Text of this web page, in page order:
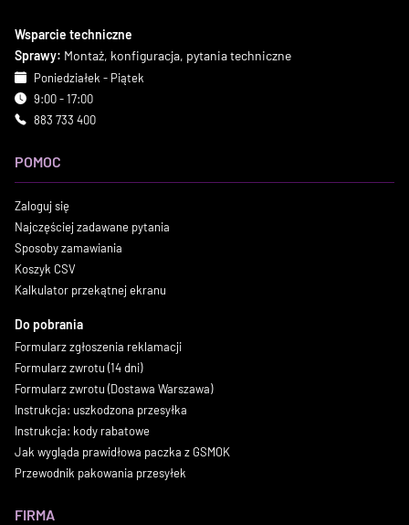
Wsparcie techniczne
Sprawy: Montaż, konfiguracja, pytania techniczne
Poniedziałek - Piątek
9:00 - 17:00
883 733 400
POMOC
Zaloguj się
Najczęściej zadawane pytania
Sposoby zamawiania
Koszyk CSV
Kalkulator przekątnej ekranu
Do pobrania
Formularz zgłoszenia reklamacji
Formularz zwrotu (14 dni)
Formularz zwrotu (Dostawa Warszawa)
Instrukcja: uszkodzona przesyłka
Instrukcja: kody rabatowe
Jak wygląda prawidłowa paczka z GSMOK
Przewodnik pakowania przesyłek
FIRMA